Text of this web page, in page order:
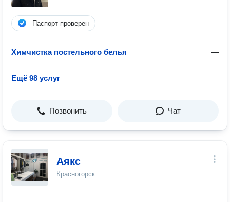
Паспорт проверен
Химчистка постельного белья —
Ещё 98 услуг
Позвонить Чат
Аякс
Красногорск